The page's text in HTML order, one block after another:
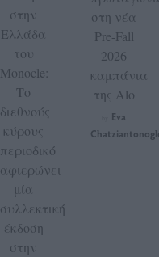
στην
Ελλάδα
του
Monocle:
Το
διεθνούς
κύρους
περιοδικό
αφιερώνει
μία
συλλεκτική
έκδοση
στην
στη νέα
Pre-Fall
2026
καμπάνια
της Alo
Eva